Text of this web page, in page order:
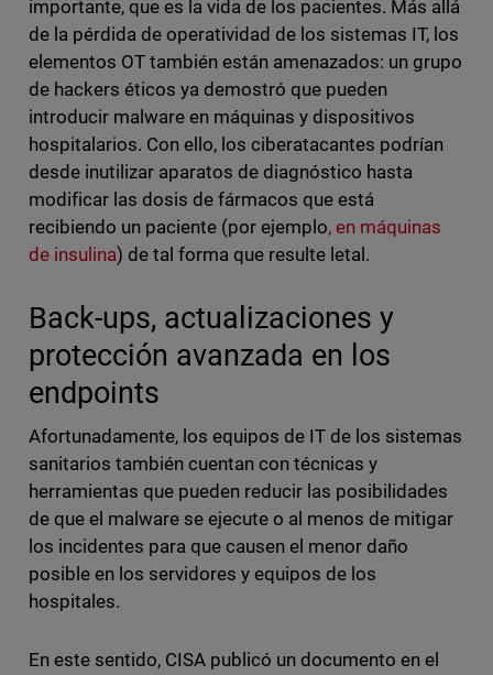
importante, que es la vida de los pacientes. Más allá
de la pérdida de operatividad de los sistemas IT, los
elementos OT también están amenazados: un grupo
de hackers éticos ya demostró que pueden
introducir malware en máquinas y dispositivos
hospitalarios. Con ello, los ciberatacantes podrían
desde inutilizar aparatos de diagnóstico hasta
modificar las dosis de fármacos que está
recibiendo un paciente (por ejemplo, en máquinas
de insulina) de tal forma que resulte letal.
Back-ups, actualizaciones y
protección avanzada en los
endpoints
Afortunadamente, los equipos de IT de los sistemas
sanitarios también cuentan con técnicas y
herramientas que pueden reducir las posibilidades
de que el malware se ejecute o al menos de mitigar
los incidentes para que causen el menor daño
posible en los servidores y equipos de los
hospitales.
En este sentido, CISA publicó un documento en el